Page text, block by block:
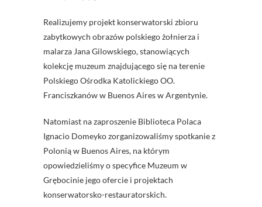
Realizujemy projekt konserwatorski zbioru
zabytkowych obrazów polskiego żołnierza i
malarza Jana Gilowskiego, stanowiących
kolekcję muzeum znajdującego się na terenie
Polskiego Ośrodka Katolickiego OO.
Franciszkanów w Buenos Aires w Argentynie.
Natomiast na zaproszenie Biblioteca Polaca
Ignacio Domeyko zorganizowaliśmy spotkanie z
Polonią w Buenos Aires, na którym
opowiedzieliśmy o specyfice Muzeum w
Grębocinie jego ofercie i projektach
konserwatorsko-restauratorskich.